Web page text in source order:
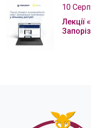
10
Лекції